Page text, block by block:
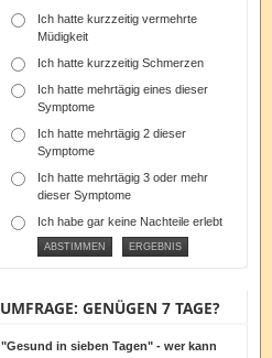
Ich hatte kurzzeitig vermehrte
Müdigkeit
Ich hatte kurzzeitig Schmerzen
Ich hatte mehrtägig eines dieser
Symptome
Ich hatte mehrtägig 2 dieser
Symptome
Ich hatte mehrtägig 3 oder mehr
dieser Symptome
Ich habe gar keine Nachteile erlebt
UMFRAGE: GENÜGEN 7 TAGE?
"Gesund in sieben Tagen" - wer kann